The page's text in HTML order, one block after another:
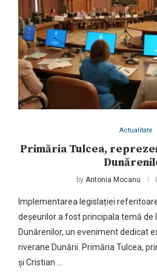
Actualitate
Primăria Tulcea,
by Antonia Mocanu
Implementarea legislației
deșeurilor a fost principala temă de
Dunărenilor, un eveniment dedicat
riverane Dunării. Primăria Tulcea,
și Cristian …